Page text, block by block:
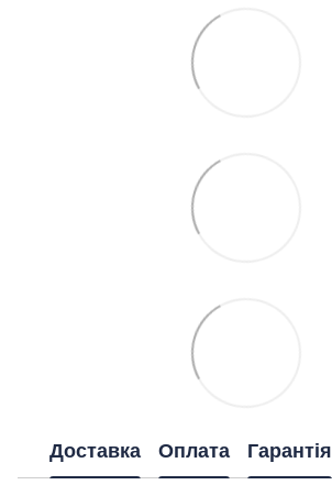
Доставка Оплата Гарантія